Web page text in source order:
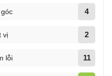
4
vị 2
lỗi 11